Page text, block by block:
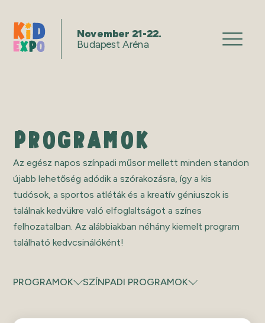
November 21-22.
Budapest Aréna
PROGRAMOK
Az egész napos színpadi műsor mellett minden standon
újabb lehetőség adódik a szórakozásra, így a kis
tudósok, a sportos atléták és a kreatív géniuszok is
találnak kedvükre való elfoglaltságot a színes
felhozatalban. Az alábbiakban néhány kiemelt program
található kedvcsinálóként!
PROGRAMOK SZÍNPADI PROGRAMOK